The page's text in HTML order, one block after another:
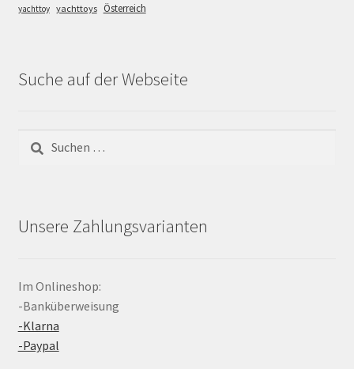
yachttoy yachttoys Österreich
Suche auf der Webseite
nach:
Unsere Zahlungsvarianten
Im Onlineshop:
-Banküberweisung
-Klarna
-Paypal